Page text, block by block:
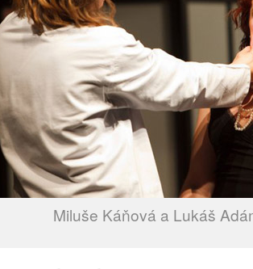
Miluše Káňová a Lukáš